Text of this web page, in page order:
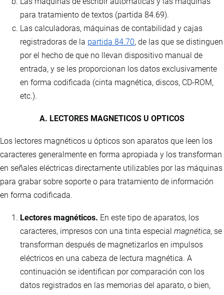
para tratamiento de textos (partida 84.69).
Las calculadoras, máquinas de contabilidad y cajas
registradoras de la partida 84.70, de las que se distinguen
por el hecho de que no llevan dispositivo manual de
entrada, y se les proporcionan los datos exclusivamente
en forma codificada (cinta magnética, discos, CD-ROM,
etc.).
A. LECTORES MAGNETICOS U OPTICOS
Los lectores magnéticos u ópticos son aparatos que leen los
caracteres generalmente en forma apropiada y los transforman
en señales eléctricas directamente utilizables por las máquinas
para grabar sobre soporte o para tratamiento de información
en forma codificada.
Lectores magnéticos. En este tipo de aparatos, los
caracteres, impresos con una tinta especial magnética, se
transforman después de magnetizarlos en impulsos
eléctricos en una cabeza de lectura magnética. A
continuación se identifican por comparación con los
datos registrados en las memorias del aparato, o bien,